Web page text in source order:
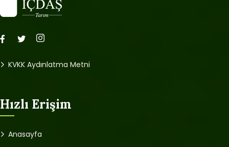
KVKK Aydınlatma Metni
Hızlı Erişim
Anasayfa